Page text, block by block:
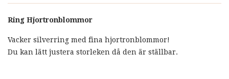
Ring Hjortronblommor
Vacker silverring med fina hjortronblommor!
Du kan lätt justera storleken då den är ställbar.